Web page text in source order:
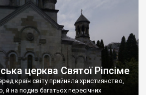
церква Святої Ріпсіме
країн світу прийняла християнство,
й на подив багатьох пересічних